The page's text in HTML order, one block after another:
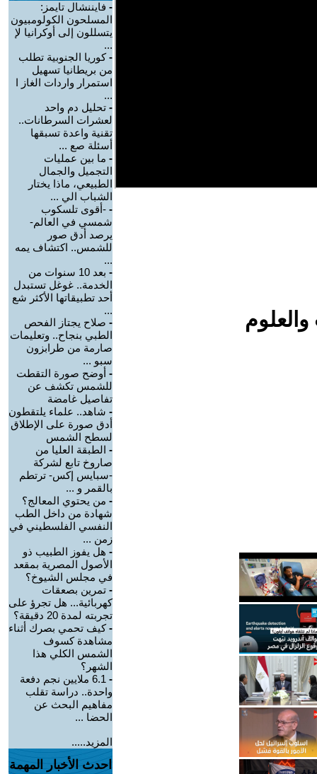
- فايننشال تايمز:
المسلحون الكولومبيون
يتسللون إلى أوكرانيا لإ
...
-كوريا الجنوبية تطلب
من بريطانيا تسهيل
استمرار واردات الغاز ا
...
- تحليل دم واحد
لعشرات السرطانات..
تقنية واعدة تسبقها
أسئلة صع ...
- ما بين عمليات
التجميل والجمال
الطبيعي، ماذا يختار
الشباب الي ...
- -أقوى تلسكوب
شمسي في العالم-
يرصد أدق صور
للشمس.. اكتشاف يمه
...
-
بعد 10 سنوات من
الخدمة.. غوغل تستبدل
أحد تطبيقاتها الأكثر شع
...
- صلاح يجتاز الفحص
الطبي بنجاح.. وتعليمات
صارمة من طرابزون
سبو ...
- أوضح صورة التقطت
للشمس تكشف عن
تفاصيل غامضة
- شاهد.. علماء يلتقطون
أدق صورة على الإطلاق
لسطح الشمس
- الطبقة العليا من
صاروخ تابع لشركة
-سبايس إكس- ترتطم
بالقمر و ...
- من يحتوي المعالج؟
شهادة من داخل الطب
النفسي الفلسطيني في
زمن ...
- هل يفوز الطبيب ذو
الأصول المصرية بمقعد
في مجلس الشيوخ؟
- تمرين بصعقات
كهربائية... هل تجرؤ على
تجربته لمدة 20 دقيقة؟
-كيف تحمي بصرك أثناء
مشاهدة كسوف
الشمس الكلي هذا
الشهر؟
-
6.1 ملايين نجم دفعة
واحدة.. دراسة تقلب
مفاهيم البحث عن
الحضا ...
المزيد.....
احدث الأخبار المهمة